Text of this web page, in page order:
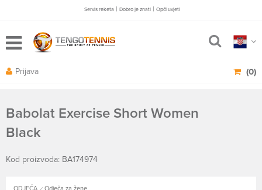
Servis reketa | Dobro je znati | Opči uvjeti
(0)
Prijava
Babolat Exercise Short Women
Black
Kod proizvoda: BA174974